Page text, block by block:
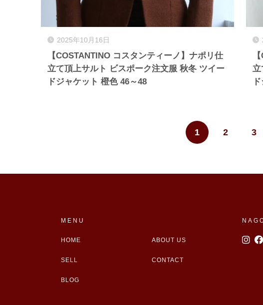
2025年10月16日
【COSTANTINO コスタンティーノ】ナポリ仕
立て頂上サルト ビスポーク注文服 秋冬 ツイー
ドジャケット 橙色 46～48
立
1 2 3
MENU
HOME ABOUT US
SELL CONTACT
BLOG